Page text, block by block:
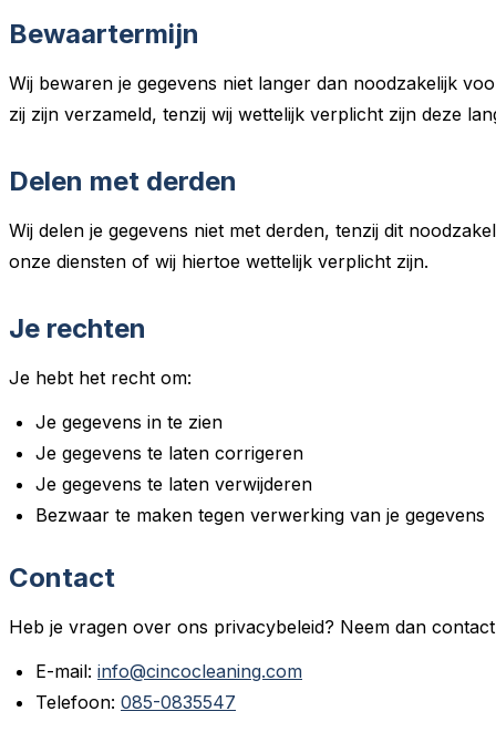
Bewaartermijn
Wij bewaren je gegevens niet langer dan noodzakelijk
zij zijn verzameld, tenzij wij wettelijk verplicht zijn deze
Delen met derden
Wij delen je gegevens niet met derden, tenzij dit
onze diensten of wij hiertoe wettelijk verplicht zijn.
Je rechten
Je hebt het recht om:
Je gegevens in te zien
Je gegevens te laten corrigeren
Je gegevens te laten verwijderen
Bezwaar te maken tegen verwerking van je gegevens
Contact
Heb je vragen over ons privacybeleid? Neem dan
E-mail: info@cincocleaning.com
Telefoon: 085-0835547